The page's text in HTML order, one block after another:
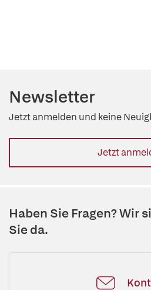
Newsletter
Jetzt anmelden und keine
Jetzt
Haben Sie Fragen? Wir
Sie da.